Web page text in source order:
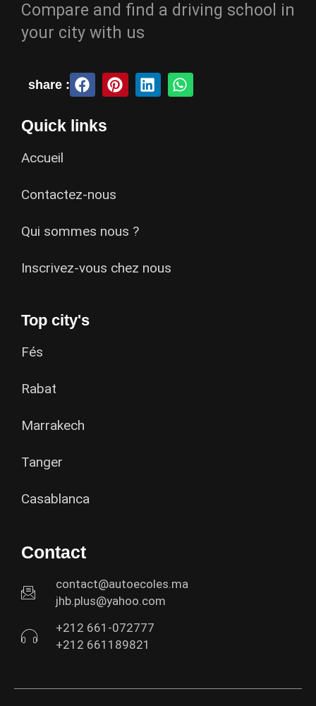
Compare and find a driving school in
your city with us
share :
Quick links
Accueil
Contactez-nous
Qui sommes nous ?
Inscrivez-vous chez nous
Top city's
Fés
Rabat
Marrakech
Tanger
Casablanca
Contact
contact@autoecoles.ma
jhb.plus@yahoo.com
+212 661-072777
+212 661189821